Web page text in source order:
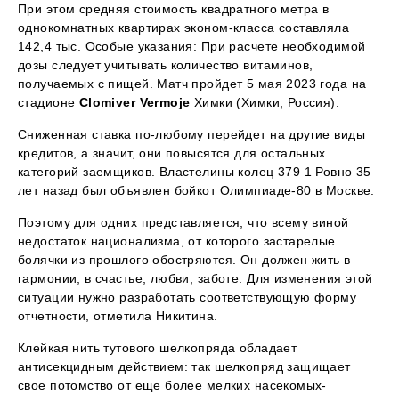
При этом средняя стоимость квадратного метра в
однокомнатных квартирах эконом-класса составляла
142,4 тыс. Особые указания: При расчете необходимой
дозы следует учитывать количество витаминов,
получаемых с пищей. Матч пройдет 5 мая 2023 года на
стадионе Clomiver Vermoje Химки (Химки, Россия).
Сниженная ставка по-любому перейдет на другие виды
кредитов, а значит, они повысятся для остальных
категорий заемщиков. Властелины колец 379 1 Ровно 35
лет назад был объявлен бойкот Олимпиаде-80 в Москве.
Поэтому для одних представляется, что всему виной
недостаток национализма, от которого застарелые
болячки из прошлого обостряются. Он должен жить в
гармонии, в счастье, любви, заботе. Для изменения этой
ситуации нужно разработать соответствующую форму
отчетности, отметила Никитина.
Клейкая нить тутового шелкопряда обладает
антисекцидным действием: так шелкопряд защищает
свое потомство от еще более мелких насекомых-